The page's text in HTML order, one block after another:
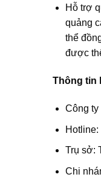
Hỗ trợ
quảng
thể
được
Thông tin
Công ty
Hotline:
Trụ sở:
Chi